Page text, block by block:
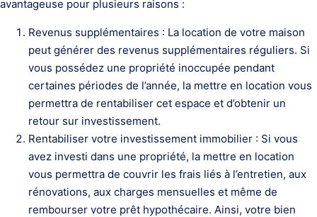
avantageuse pour plusieurs raisons :
Revenus supplémentaires : La location de votre maison
peut générer des revenus supplémentaires réguliers. Si
vous possédez une propriété inoccupée pendant
certaines périodes de l’année, la mettre en location vous
permettra de rentabiliser cet espace et d’obtenir un
retour sur investissement.
Rentabiliser votre investissement immobilier : Si vous
avez investi dans une propriété, la mettre en location
vous permettra de couvrir les frais liés à l’entretien, aux
rénovations, aux charges mensuelles et même de
rembourser votre prêt hypothécaire. Ainsi, votre bien